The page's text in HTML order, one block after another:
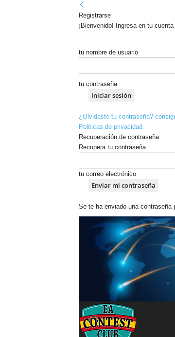
Registrarse
¡Bienvenido! Ingresa en tu cuenta
tu nombre de usuario
tu contraseña
¿Olvidaste tu contraseña?
Politicas de privacidad
Recuperación de contraseña
Recupera tu contraseña
tu correo electrónico
Se te ha enviado una contraseña